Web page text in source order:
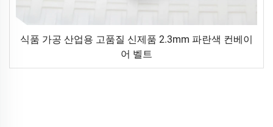
식품 가공 산업용 고품질 신제품 2.3mm 파란색 컨베이
어 벨트